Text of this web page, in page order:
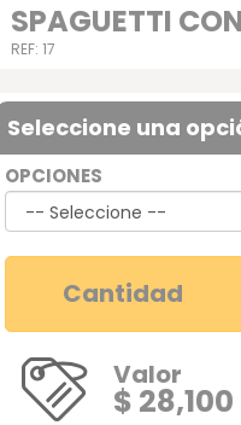
SPAGUETTI
REF: 17
Seleccione una
OPCIONES
Cantidad
Valor
$ 28,100